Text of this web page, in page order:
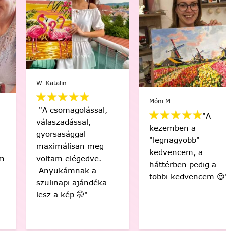
W. Katalin
"A csomagolással,
válaszadással,
gyorsasággal
maximálisan meg
voltam elégedve.
Anyukámnak a
szülinapi ajándéka
lesz a kép 🤭"
Móni M.
"A
kezemben a
"legnagyobb"
kedvencem, a
háttérben pedig a
többi kedvencem 😍"